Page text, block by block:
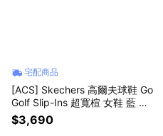
宅配商品
[ACS] Skechers 高爾夫球鞋 Go
Golf Slip-Ins 超寬楦 女鞋 藍 防
潑水 輕量 123131WNVLB
$3,690